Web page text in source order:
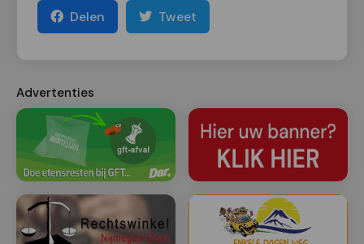
Delen Tweet
Advertenties